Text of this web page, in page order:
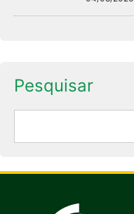
Pesquisar